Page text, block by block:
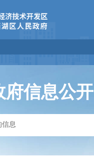
府信息公开